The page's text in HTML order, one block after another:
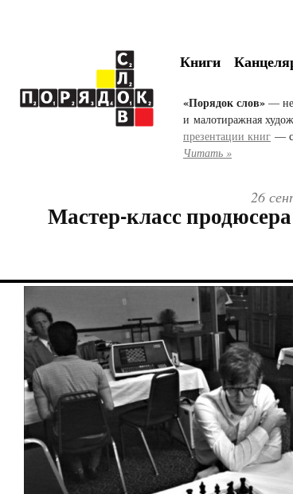
Книги
«Порядок слов» —
и малотиражная
презентации книг — с
Читать »
26
Мастер-класс